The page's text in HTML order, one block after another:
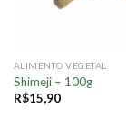
ALIMENTO VEGETAL
Shimeji – 100g
R$15,90